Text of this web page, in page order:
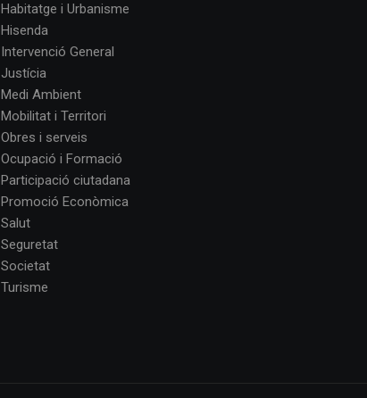
Habitatge i Urbanisme
Hisenda
Intervenció General
Justícia
Medi Ambient
Mobilitat i Territori
Obres i serveis
Ocupació i Formació
Participació ciutadana
Promoció Econòmica
Salut
Seguretat
Societat
Turisme